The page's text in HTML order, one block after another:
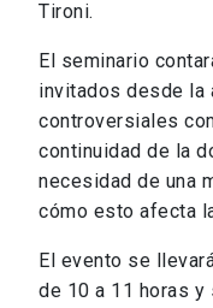
Tironi.
El seminario
invitados desde la
controversiales
continuidad de la
necesidad de una
cómo esto afecta
El evento se
de 10 a 11 horas